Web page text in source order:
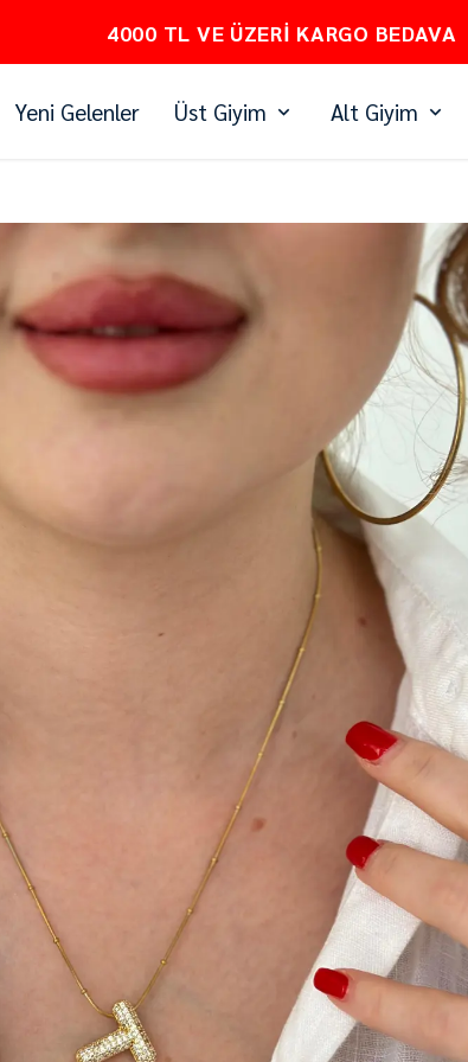
PEŞİN FİYATINA 3 TAKSİT
Yeni Gelenler Üst Giyim Alt Giyim